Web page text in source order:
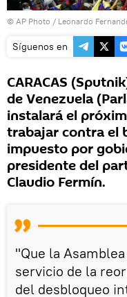
© AP Photo / Leonardo
Síguenos en
CARACAS
de Venezuela
instalará el
trabajar contra el
impuesto por
presidente del
Claudio Fermín.
"Que la
servicio de la
del desbloqueo